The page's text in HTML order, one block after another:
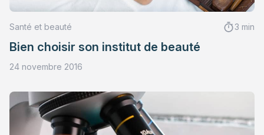
Santé et beauté 3 min
Bien choisir son institut de beauté
24 novembre 2016